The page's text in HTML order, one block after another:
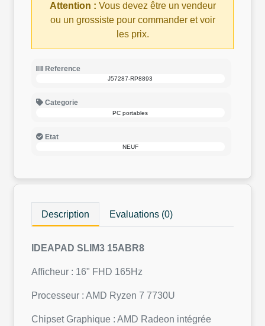
Attention : Vous devez être un vendeur
ou un grossiste pour commander et voir
les prix.
Reference
J57287-RP8893
Categorie
PC portables
Etat
NEUF
Description Evaluations (0)
IDEAPAD SLIM3 15ABR8
Afficheur : 16" FHD 165Hz
Processeur : AMD Ryzen 7 7730U
Chipset Graphique : AMD Radeon intégrée